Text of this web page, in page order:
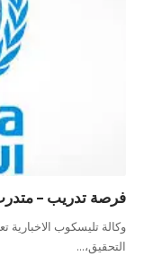
فرصة تدريب –
التحقيق،…